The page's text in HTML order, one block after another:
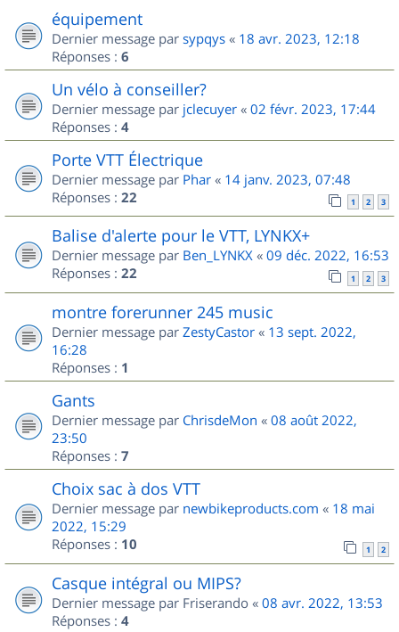
équipement
Dernier message par sypqys « 18 avr. 2023, 12:18
Réponses : 6
Un vélo à conseiller?
Dernier message par jclecuyer « 02 févr. 2023, 17:44
Réponses : 4
Porte VTT Électrique
Dernier message par Phar « 14 janv. 2023, 07:48
Réponses : 22 1 2 3
Balise d'alerte pour le VTT, LYNKX+
Dernier message par Ben_LYNKX « 09 déc. 2022, 16:53
Réponses : 22 1 2 3
montre forerunner 245 music
Dernier message par ZestyCastor « 13 sept. 2022,
16:28
Réponses : 1
Gants
Dernier message par ChrisdeMon « 08 août 2022,
23:50
Réponses : 7
Choix sac à dos VTT
Dernier message par newbikeproducts.com « 18 mai
2022, 15:29
Réponses : 10 1 2
Casque intégral ou MIPS?
Dernier message par Friserando « 08 avr. 2022, 13:53
Réponses : 4